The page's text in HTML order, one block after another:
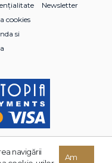
cookies
si
Newsletter
drepturile rezervate.
navigării
Am